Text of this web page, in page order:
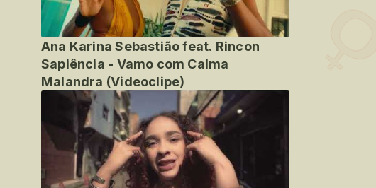
Ana Karina Sebastião feat. Rincon
Sapiência - Vamo com Calma
Malandra (Videoclipe)